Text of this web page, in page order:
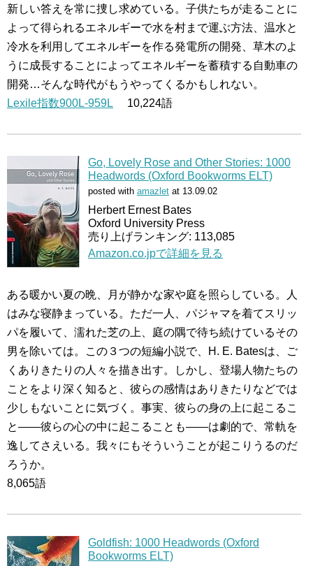
新しい答えを常に捜し求めている。子供たちが走ることに
よって得られるエネルギーで水を村まで運ぶ方法、温水と
冷水を利用してエネルギーを作る発電所の開発、草木のよ
うに成長することによってエネルギーを蓄積する自動車の
開発…そんな時代がもうやってくるかもしれない。
Lexile指数900L-959L 10,224語
Go, Lovely Rose and Other Stories: 1000
Headwords (Oxford Bookworms ELT)
posted with amazlet at 13.09.02
Herbert Ernest Bates
Oxford University Press
売り上げランキング: 113,085
Amazon.co.jpで詳細を見る
ある暖かい夏の晩、月が静かな家や庭を照らしている。人
はみな寝静まっている。ただ一人、パジャマを着てスリッ
パを履いて、濡れた芝の上、庭の隅で待ち続けているその
男を除いては。この３つの短編小説で、H. E. Batesは、ご
くありきたりの人々を描き出す。しかし、登場人物たちの
ことをより深く知ると、彼らの感情はありきたりなどでは
少しもないことに気づく。事実、彼らの身の上に起こるこ
と――彼らの心の中に起こることも――は劇的で、常軌を
逸してさえいる。我々にもそういうことが起こりうるのだ
ろうか。
8,065語
Goldfish: 1000 Headwords (Oxford
Bookworms ELT)